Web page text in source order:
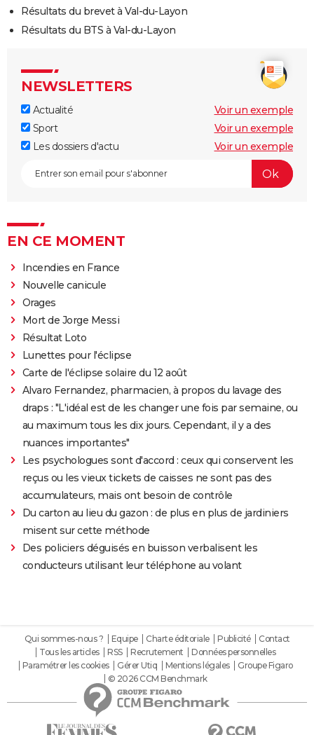
Résultats du brevet à Val-du-Layon
Résultats du BTS à Val-du-Layon
NEWSLETTERS
Actualité
Voir un exemple
Sport
Voir un exemple
Les dossiers d'actu
Voir un exemple
EN CE MOMENT
Incendies en France
Nouvelle canicule
Orages
Mort de Jorge Messi
Résultat Loto
Lunettes pour l'éclipse
Carte de l'éclipse solaire du 12 août
Alvaro Fernandez, pharmacien, à propos du lavage des
draps : "L'idéal est de les changer une fois par semaine, ou
au maximum tous les dix jours. Cependant, il y a des
nuances importantes"
Les psychologues sont d'accord : ceux qui conservent les
reçus ou les vieux tickets de caisses ne sont pas des
accumulateurs, mais ont besoin de contrôle
Du carton au lieu du gazon : de plus en plus de jardiniers
misent sur cette méthode
Des policiers déguisés en buisson verbalisent les
conducteurs utilisant leur téléphone au volant
Qui sommes-nous ? Equipe Charte éditoriale Publicité
Contact
Tous les articles
RSS Recrutement
Données personnelles
Paramétrer les cookies
Gérer Utiq Mentions légales
Groupe Figaro
© 2026 CCM Benchmark